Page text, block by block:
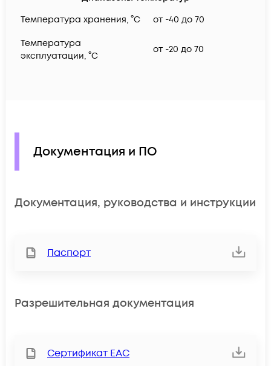
Температура хранения, °C
от -40 до 70
Температура
эксплуатации, °C
от -20 до 70
Документация и ПО
Документация, руководства и инструкции
Паспорт
Разрешительная документация
Сертификат ЕАС